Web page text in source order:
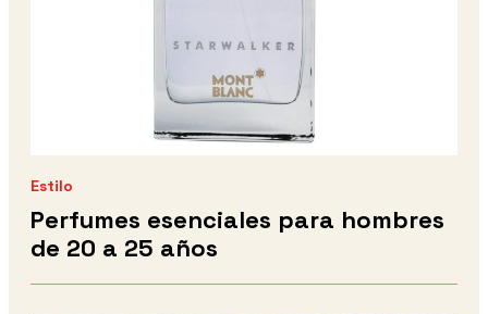
Estilo
Perfumes esenciales para hombres
de 20 a 25 años